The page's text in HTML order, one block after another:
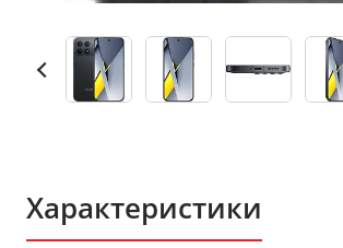
Характеристики